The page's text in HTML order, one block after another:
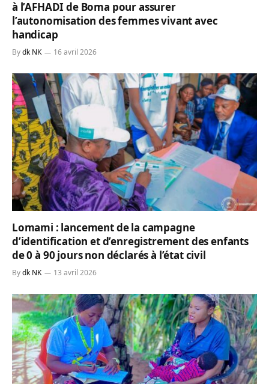
à l’AFHADI de Boma pour assurer
l’autonomisation des femmes vivant avec
handicap
Bydk NK 16 avril 2026
Lomami : lancement de la campagne
d’identification et d’enregistrement des enfants
de 0 à 90 jours non déclarés à l’état civil
Bydk NK 13 avril 2026